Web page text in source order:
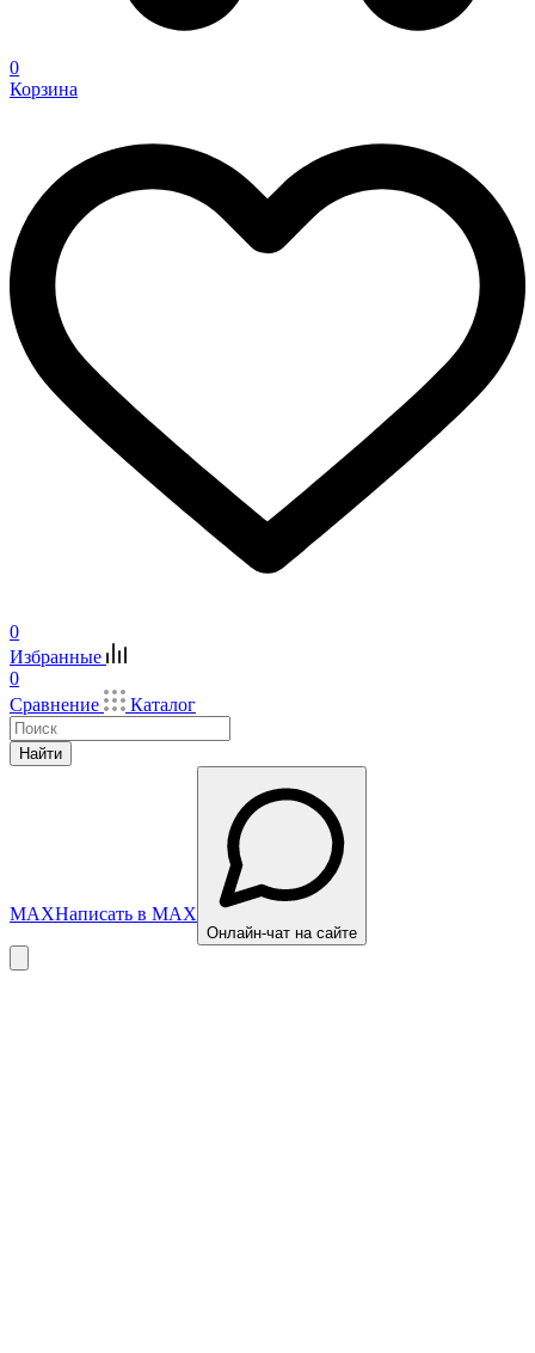
0
Корзина
0
Избранные
0
Сравнение
Каталог
Найти
MAXНаписать в MAX
Онлайн-чат на сайте